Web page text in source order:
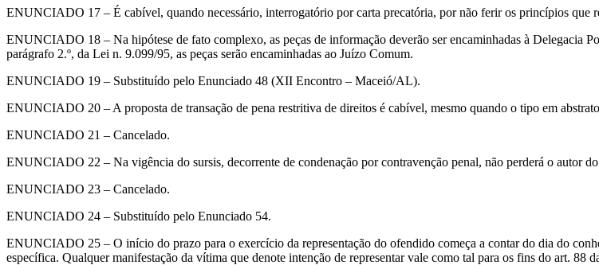
ENUNCIADO 17 – É cabível, quando necessário, interrogatório por carta precatória, por não ferir os princípios
ENUNCIADO 18 – Na hipótese de fato complexo, as peças de informação deverão ser encaminhadas à Delegacia
parágrafo 2.º, da Lei n. 9.099/95, as peças serão encaminhadas ao Juízo Comum.
ENUNCIADO 19 – Substituído pelo Enunciado 48 (XII Encontro – Maceió/AL).
ENUNCIADO 20 – A proposta de transação de pena restritiva de direitos é cabível, mesmo quando o tipo em
ENUNCIADO 21 – Cancelado.
ENUNCIADO 22 – Na vigência do sursis, decorrente de condenação por contravenção penal, não perderá o autor
ENUNCIADO 23 – Cancelado.
ENUNCIADO 24 – Substituído pelo Enunciado 54.
ENUNCIADO 25 – O início do prazo para o exercício da representação do ofendido começa a contar do dia do
específica. Qualquer manifestação da vítima que denote intenção de representar vale como tal para os fins do art. 88